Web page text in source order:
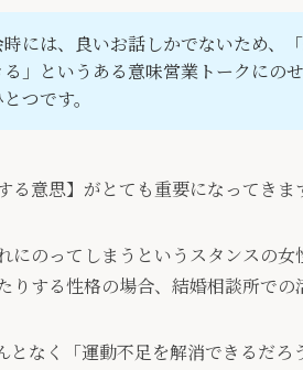
には、良いお話しかでないため、
」というある意味営業トークにの
つです。
意思】がとても重要になってきま
にのってしまうというスタンスの
する性格の場合、結婚相談所での
となく「運動不足を解消できるだ